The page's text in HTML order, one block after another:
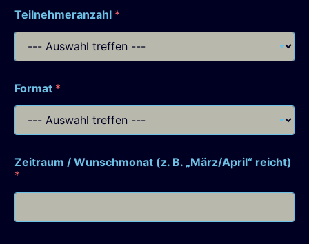
Teilnehmeranzahl *
Format *
Zeitraum / Wunschmonat (z. B. „März/April“ reicht)
*